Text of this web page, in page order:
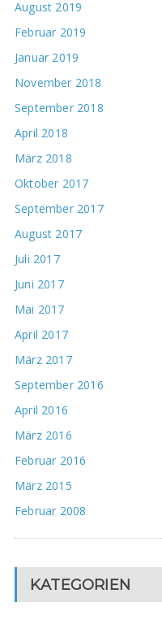
August 2019
Februar 2019
Januar 2019
November 2018
September 2018
April 2018
März 2018
Oktober 2017
September 2017
August 2017
Juli 2017
Juni 2017
Mai 2017
April 2017
März 2017
September 2016
April 2016
März 2016
Februar 2016
März 2015
Februar 2008
KATEGORIEN